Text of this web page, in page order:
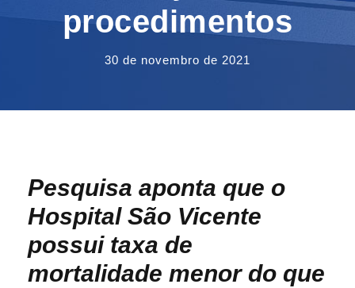
procedimentos
30 de novembro de 2021
Pesquisa aponta que o
Hospital São Vicente
possui taxa de
mortalidade menor do que